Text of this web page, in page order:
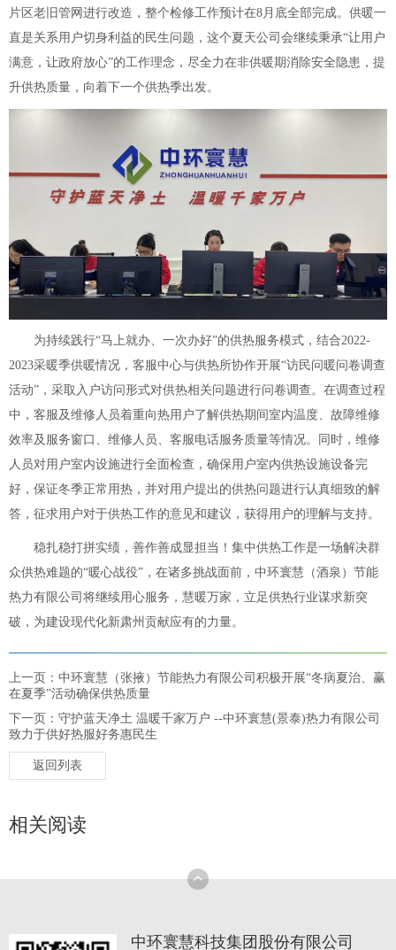
片区老旧管网进行改造，整个检修工作预计在8月底全部完成。供暖一
直是关系用户切身利益的民生问题，这个夏天公司会继续秉承“让用户
满意，让政府放心”的工作理念，尽全力在非供暖期消除安全隐患，提
升供热质量，向着下一个供热季出发。
为持续践行“马上就办、一次办好”的供热服务模式，结合2022-
2023采暖季供暖情况，客服中心与供热所协作开展“访民问暖问卷调查
活动”，采取入户访问形式对供热相关问题进行问卷调查。在调查过程
中，客服及维修人员着重向热用户了解供热期间室内温度、故障维修
效率及服务窗口、维修人员、客服电话服务质量等情况。同时，维修
人员对用户室内设施进行全面检查，确保用户室内供热设施设备完
好，保证冬季正常用热，并对用户提出的供热问题进行认真细致的解
答，征求用户对于供热工作的意见和建议，获得用户的理解与支持。
稳扎稳打拼实绩，善作善成显担当！集中供热工作是一场解决群
众供热难题的“暖心战役”，在诸多挑战面前，中环寰慧（酒泉）节能
热力有限公司将继续用心服务，慧暖万家，立足供热行业谋求新突
破，为建设现代化新肃州贡献应有的力量。
上一页：中环寰慧（张掖）节能热力有限公司积极开展“冬病夏治、赢
在夏季”活动确保供热质量
下一页：守护蓝天净土 温暖千家万户 --中环寰慧(景泰)热力有限公司
致力于供好热服好务惠民生
返回列表
相关阅读
中环寰慧科技集团股份有限公司